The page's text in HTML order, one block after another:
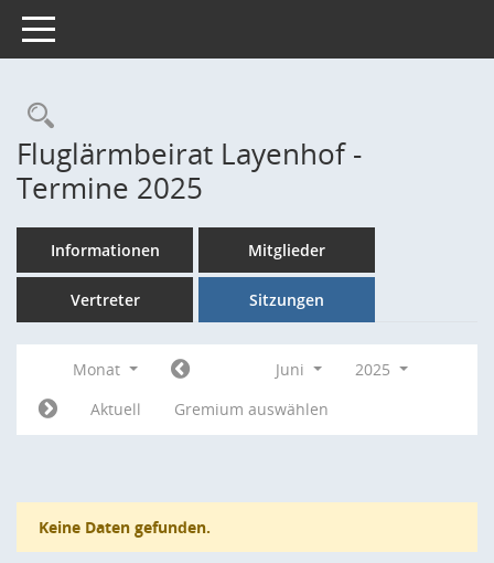
Toggle navigation
Rechercheauswahl
Fluglärmbeirat Layenhof -
Termine 2025
Informationen Mitglieder
Vertreter Sitzungen
Monat Juni
2025
Aktuell
Gremium auswählen
Keine Daten gefunden.